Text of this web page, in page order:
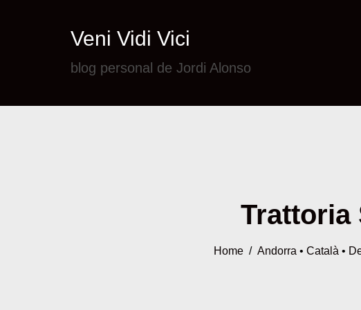
Veni Vidi Vici
blog personal de Jordi Alonso
Trattoria
Home/ Andorra • Català •